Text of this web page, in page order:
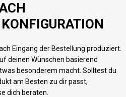
Eingang der Bestellung produziert.
deinen Wünschen basierend
besonderem macht. Solltest du
am Besten zu dir passt,
dich beraten.